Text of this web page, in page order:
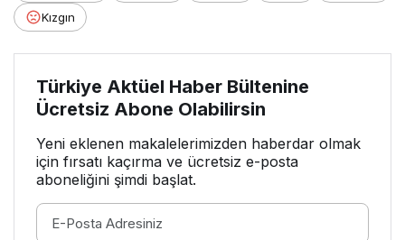
Kızgın
Türkiye Aktüel Haber Bültenine
Ücretsiz Abone Olabilirsin
Yeni eklenen makalelerimizden haberdar olmak
için fırsatı kaçırma ve ücretsiz e-posta
aboneliğini şimdi başlat.